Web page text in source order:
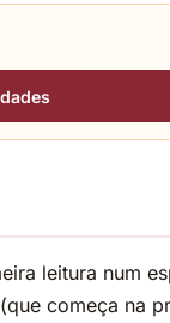
leitura num
começa na